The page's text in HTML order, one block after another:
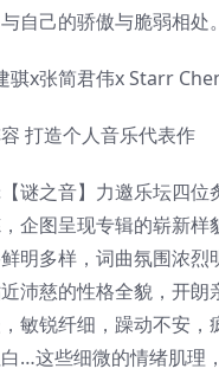
自己的骄傲与脆弱相处。
骐x张简君伟x Starr
打造个人音乐代表作
谜之音】力邀乐坛四位
企图呈现专辑的崭新样
明多样，词曲氛围浓烈
沛慈的性格全貌，开朗
敏锐纤细，躁动不安，
…这些细微的情绪肌理